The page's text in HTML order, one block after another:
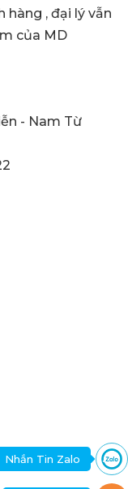
hàng , đại lý vẫn
của MD
- Nam Từ
Nhắn Tin Zalo